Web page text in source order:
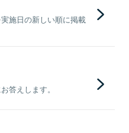
施日の新しい順に掲載
答えします。